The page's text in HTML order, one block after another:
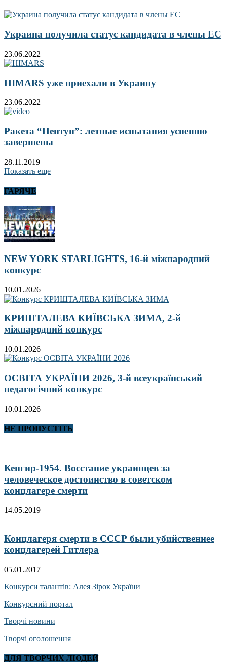
Украина получила статус кандидата в члены ЕС
23.06.2022
HIMARS уже приехали в Украину
23.06.2022
Ракета “Нептун”: летные испытания успешно
завершены
28.11.2019
Показать еще
ГАРЯЧЕ
NEW YORK STARLIGHTS, 16-й міжнародний
конкурс
10.01.2026
КРИШТАЛЕВА КИЇВСЬКА ЗИМА, 2-й
міжнародний конкурс
10.01.2026
ОСВІТА УКРАЇНИ 2026, 3-й всеукраїнський
педагогічний конкурс
10.01.2026
НЕ ПРОПУСТІТЬ
Кенгир-1954. Восстание украинцев за
человеческое достоинство в советском
концлагере смерти
14.05.2019
Концлагеря смерти в СССР были убийственнее
концлагерей Гитлера
05.01.2017
Конкурси талантів: Алея Зірок України
Конкурсний портал
Творчі новини
Творчі оголошення
ДЛЯ ТВОРЧИХ ЛЮДЕЙ